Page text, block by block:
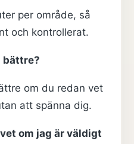
per område, så
och kontrollerat.
bättre?
om du redan vet
att spänna dig.
om jag är väldigt